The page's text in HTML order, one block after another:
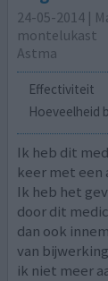
24-05-2014 |
montelukast
Astma
Effectiviteit
Hoeveelheid
Ik heb dit
keer met een
Ik heb het
door dit
dan ook
van
ik niet meer